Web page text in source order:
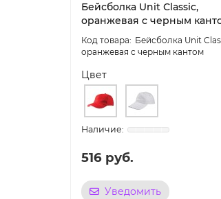
Бейсболка Unit Сlassic,
оранжевая с черным
Бейсболка Unit
оранжевая с черным кантом
Цвет
516 руб.
Уведомить